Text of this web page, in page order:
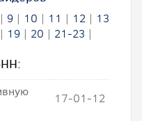
9| 10 | 11 | 12| 13
| 19 | 20 | 21-23 |
17-01-12